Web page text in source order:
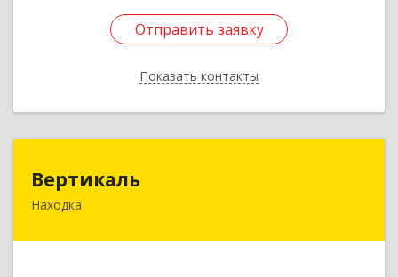
Отправить заявку
Показать контакты
Отправить заявку
Назад
Вертикаль
Находка